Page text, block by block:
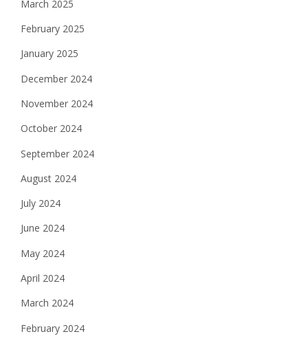
March 2025
February 2025
January 2025
December 2024
November 2024
October 2024
September 2024
August 2024
July 2024
June 2024
May 2024
April 2024
March 2024
February 2024